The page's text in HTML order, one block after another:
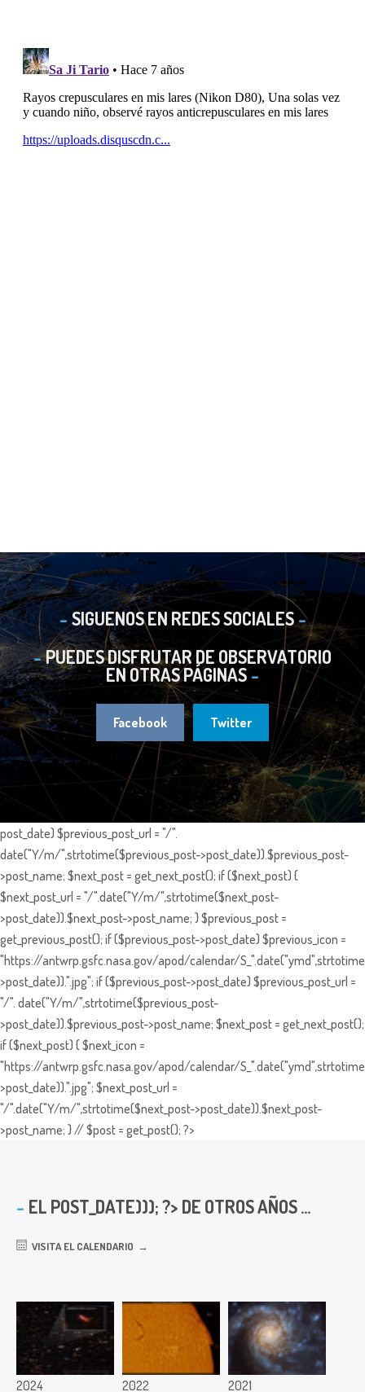
SIGUENOS EN REDES SOCIALES
PUEDES DISFRUTAR DE OBSERVATORIO
EN OTRAS PÁGINAS
Facebook Twitter
post_date) $previous_post_url = "/".
date("Y/m/",strtotime($previous_post->post_date)).$previous_post-
>post_name; $next_post = get_next_post(); if ($next_post) {
$next_post_url = "/".date("Y/m/",strtotime($next_post-
>post_date)).$next_post->post_name; } $previous_post =
get_previous_post(); if ($previous_post->post_date) $previous_icon =
"https://antwrp.gsfc.nasa.gov/apod/calendar/
>post_date)).".jpg"; if ($previous_post->post_date) $previous_post_url =
"/". date("Y/m/",strtotime($previous_post-
>post_date)).$previous_post->post_name; $next_post = get_next_post();
if ($next_post) { $next_icon =
"https://antwrp.gsfc.nasa.gov/apod/calendar/
>post_date)).".jpg"; $next_post_url =
"/".date("Y/m/",strtotime($next_post->post_date)).$next_post-
>post_name; } // $post = get_post(); ?>
EL POST_DATE))); ?> DE OTROS AÑOS ...
VISITA EL CALENDARIO
2024 2022 2021